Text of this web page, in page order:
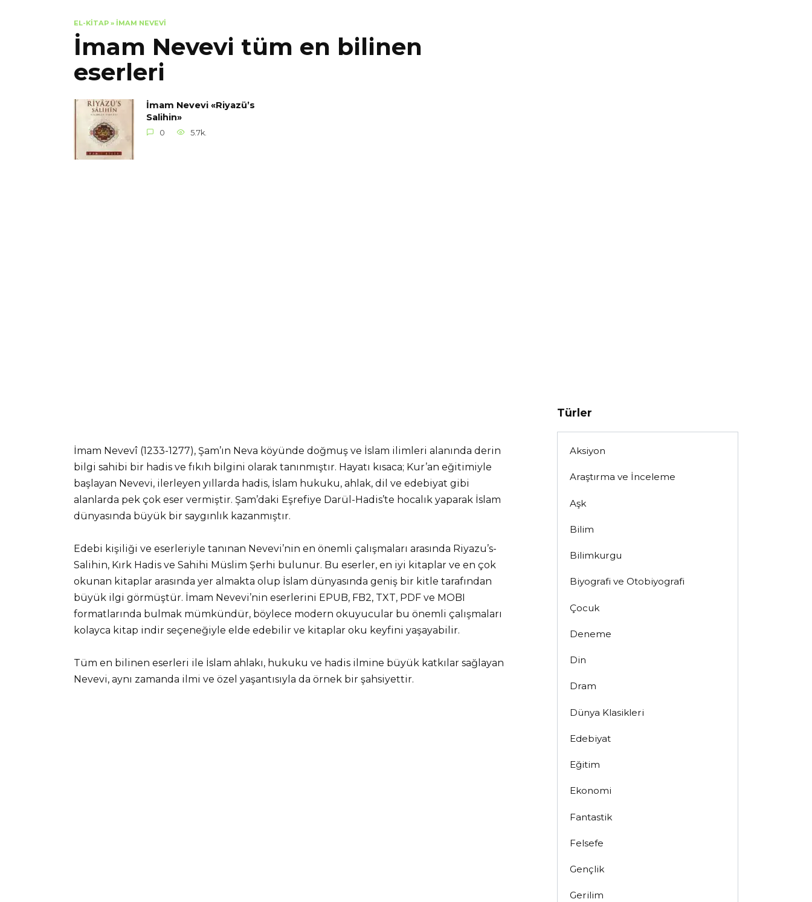
EL-KITAP » İMAM NEVEVI
İmam Nevevi tüm en bilinen
eserleri
İmam Nevevi «Riyazü’s
Salihin»
0 5.7k.
İmam Nevevî (1233-1277), Şam’ın Neva köyünde doğmuş ve İslam ilimleri alanında derin
bilgi sahibi bir hadis ve fıkıh bilgini olarak tanınmıştır. Hayatı kısaca; Kur’an eğitimiyle
başlayan Nevevi, ilerleyen yıllarda hadis, İslam hukuku, ahlak, dil ve edebiyat gibi
alanlarda pek çok eser vermiştir. Şam’daki Eşrefiye Darül-Hadis’te hocalık yaparak İslam
dünyasında büyük bir saygınlık kazanmıştır.
Edebi kişiliği ve eserleriyle tanınan Nevevi’nin en önemli çalışmaları arasında Riyazu’s-
Salihin, Kırk Hadis ve Sahihi Müslim Şerhi bulunur. Bu eserler, en iyi kitaplar ve en çok
okunan kitaplar arasında yer almakta olup İslam dünyasında geniş bir kitle tarafından
büyük ilgi görmüştür. İmam Nevevi’nin eserlerini EPUB, FB2, TXT, PDF ve MOBI
formatlarında bulmak mümkündür, böylece modern okuyucular bu önemli çalışmaları
kolayca kitap indir seçeneğiyle elde edebilir ve kitaplar oku keyfini yaşayabilir.
Tüm en bilinen eserleri ile İslam ahlakı, hukuku ve hadis ilmine büyük katkılar sağlayan
Nevevi, aynı zamanda ilmi ve özel yaşantısıyla da örnek bir şahsiyettir.
Türler
Aksiyon
Araştırma ve İnceleme
Aşk
Bilim
Bilimkurgu
Biyografi ve Otobiyografi
Çocuk
Deneme
Din
Dram
Dünya Klasikleri
Edebiyat
Eğitim
Ekonomi
Fantastik
Felsefe
Gençlik
Gerilim